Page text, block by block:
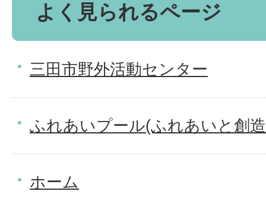
よく見られるページ
三田市野外活動センター
ふれあいプール(ふれあいと創
ホーム